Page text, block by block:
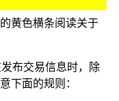
黄色横条阅读关于
布交易信息时，除
下面的规则：